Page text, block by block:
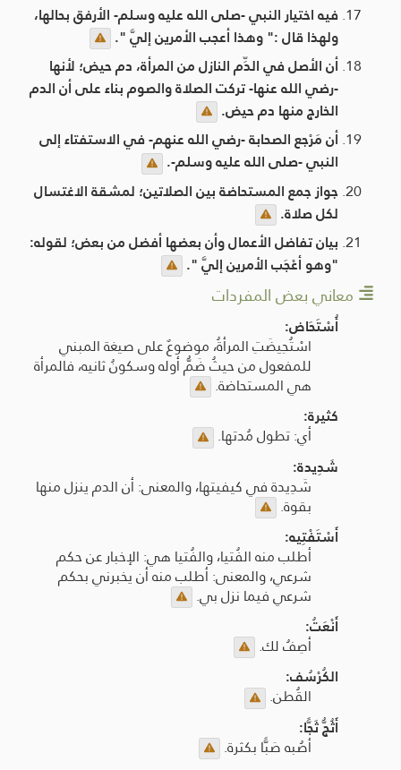
فيه اختيار النبي -صلى الله عليه وسلم- الأرفق بحالها،
ولهذا قال :" وهذا أعجب الأمرين إليَّ ".
أن الأصل في الدِّم النازل من المرأة، دم حيض؛ لأنها
-رضي الله عنها- تركت الصلاة والصوم بناء على أن الدم
الخارج منها دم حيض.
أن مَرْجع الصحابة -رضي الله عنهم- في الاستفتاء إلى
النبي -صلى الله عليه وسلم-.
جواز جمع المستحاضة بين الصلاتين؛ لمشقة الاغتسال
لكل صلاة.
بيان تفاضل الأعمال وأن بعضها أفضل من بعض؛ لقوله:
"وهو أعْجَب الأمرين إليَّ ".
معاني بعض المفردات
أُسْتَحَاض:
اسْتُحِيضَتِ المرأةُ، موضوعٌ على صيغة المبني
للمفعول من حيثُ ضَمُّ أوله وسكونُ ثانيه، فالمرأة
هي المستحاضة.
كثيرة:
أي: تطول مُدتها.
شَدِيدة:
شَدِيدة في كيفيتها، والمعنى: أن الدم ينزل منها
بقوة.
أَسْتَفْتِيه:
أطلب منه الفُتيا، والفُتيا هي: الإخبار عن حكم
شرعي، والمعنى: أطلب منه أن يخبرني بحكم
شرعي فيما نزل بي.
أَنْعَتُ:
أصِفُ لك.
الكُرْسُف:
القُطن.
أَثُجُّ ثَجًّا:
أصُبه صَبًّا بكثرة.